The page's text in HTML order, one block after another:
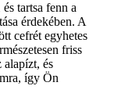
tartsa fenn a
érdekében. A
cefrét egyhetes
friss
alapízt, és
így Ön